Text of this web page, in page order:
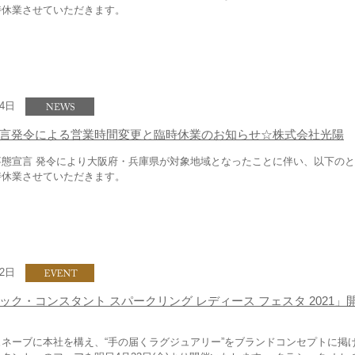
業させていただきます。
日
発令による営業時間変更と臨時休業のお知らせ☆株式会社光陽
宣言 発令により大阪府・兵庫県が対象地域となったことに伴い、以下の
業させていただきます。
日
ク・コンスタント スパークリング レディース フェスタ 2021」
ーブに本社を構え、“手の届くラグジュアリー”をブランドコンセプトに掲